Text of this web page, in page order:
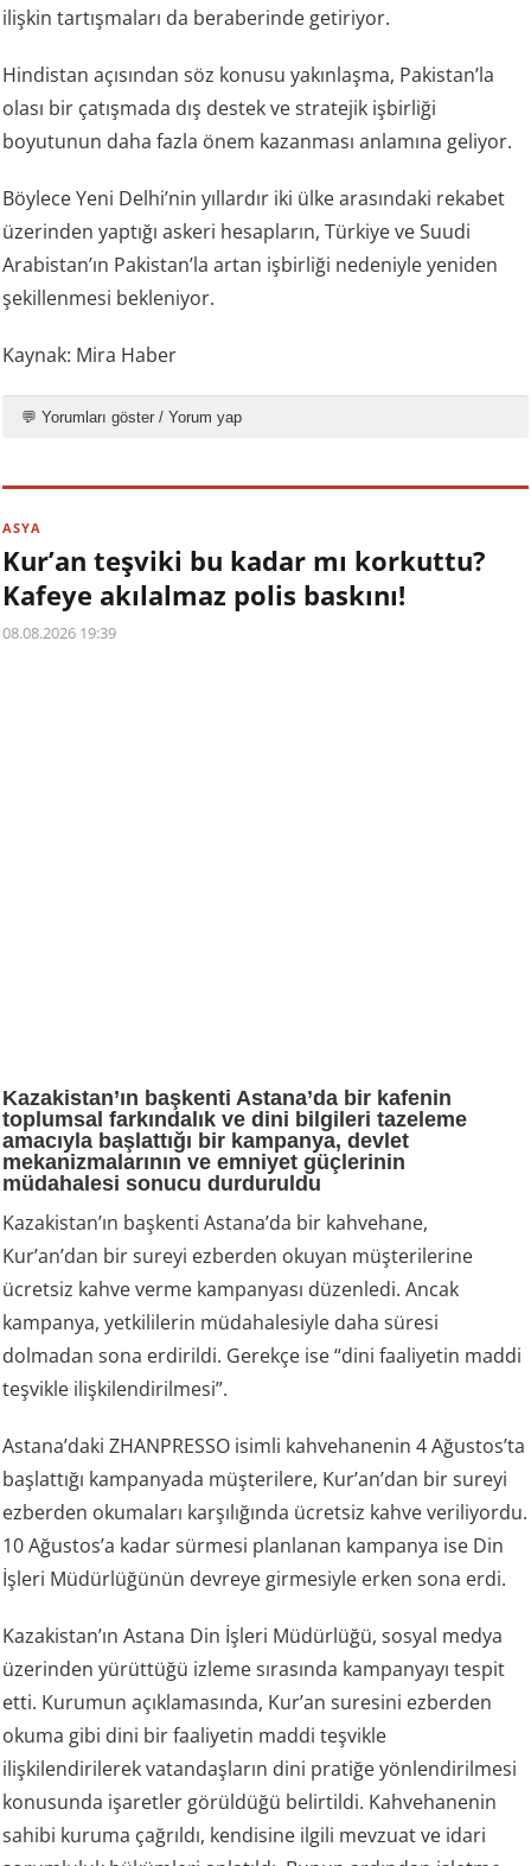
ilişkin tartışmaları da beraberinde getiriyor.
Hindistan açısından söz konusu yakınlaşma, Pakistan’la
olası bir çatışmada dış destek ve stratejik işbirliği
boyutunun daha fazla önem kazanması anlamına geliyor.
Böylece Yeni Delhi’nin yıllardır iki ülke arasındaki rekabet
üzerinden yaptığı askeri hesapların, Türkiye ve Suudi
Arabistan’ın Pakistan’la artan işbirliği nedeniyle yeniden
şekillenmesi bekleniyor.
Kaynak: Mira Haber
💬 Yorumları göster / Yorum yap
ASYA
Kur’an teşviki bu kadar mı korkuttu?
Kafeye akılalmaz polis baskını!
08.08.2026 19:39
Kazakistan’ın başkenti Astana’da bir kafenin
toplumsal farkındalık ve dini bilgileri tazeleme
amacıyla başlattığı bir kampanya, devlet
mekanizmalarının ve emniyet güçlerinin
müdahalesi sonucu durduruldu
Kazakistan’ın başkenti Astana’da bir kahvehane,
Kur’an’dan bir sureyi ezberden okuyan müşterilerine
ücretsiz kahve verme kampanyası düzenledi. Ancak
kampanya, yetkililerin müdahalesiyle daha süresi
dolmadan sona erdirildi. Gerekçe ise “dini faaliyetin maddi
teşvikle ilişkilendirilmesi”.
Astana’daki ZHANPRESSO isimli kahvehanenin 4 Ağustos’ta
başlattığı kampanyada müşterilere, Kur’an’dan bir sureyi
ezberden okumaları karşılığında ücretsiz kahve veriliyordu.
10 Ağustos’a kadar sürmesi planlanan kampanya ise Din
İşleri Müdürlüğünün devreye girmesiyle erken sona erdi.
Kazakistan’ın Astana Din İşleri Müdürlüğü, sosyal medya
üzerinden yürüttüğü izleme sırasında kampanyayı tespit
etti. Kurumun açıklamasında, Kur’an suresini ezberden
okuma gibi dini bir faaliyetin maddi teşvikle
ilişkilendirilerek vatandaşların dini pratiğe yönlendirilmesi
konusunda işaretler görüldüğü belirtildi. Kahvehanenin
sahibi kuruma çağrıldı, kendisine ilgili mevzuat ve idari